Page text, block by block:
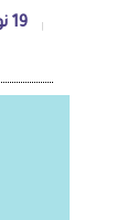
19 نوفمبر، 2017